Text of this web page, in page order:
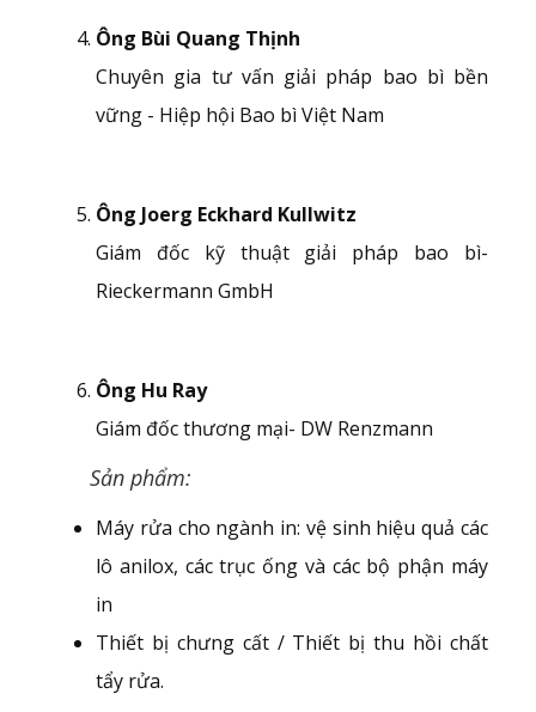
Ông Bùi Quang Thịnh
Chuyên gia tư vấn giải pháp bao bì bền
vững - Hiệp hội Bao bì Việt Nam
Ông Joerg Eckhard Kullwitz
Giám đốc kỹ thuật giải pháp bao bì-
Rieckermann GmbH
Ông Hu Ray
Giám đốc thương mại- DW Renzmann
Sản phẩm:
Máy rửa cho ngành in: vệ sinh hiệu quả các
lô anilox, các trục ống và các bộ phận máy
in
Thiết bị chưng cất / Thiết bị thu hồi chất
tẩy rửa.